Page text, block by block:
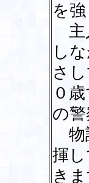
を
主
し
さ
０
の
物
揮
き